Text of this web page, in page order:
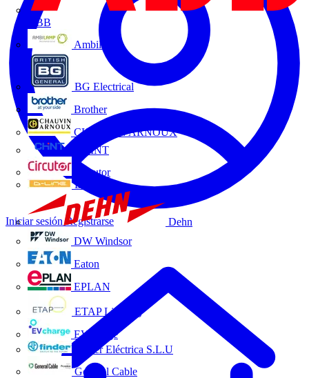
ABB
Ambilamp
BG Electrical
Brother
CHAUVIN ARNOUX
CHINT
Circutor
D-Line
Dehn
DW Windsor
Eaton
EPLAN
ETAP Lighting
EVcharge
Finder Eléctrica S.L.U
General Cable
Iniciar sesión Registrarse